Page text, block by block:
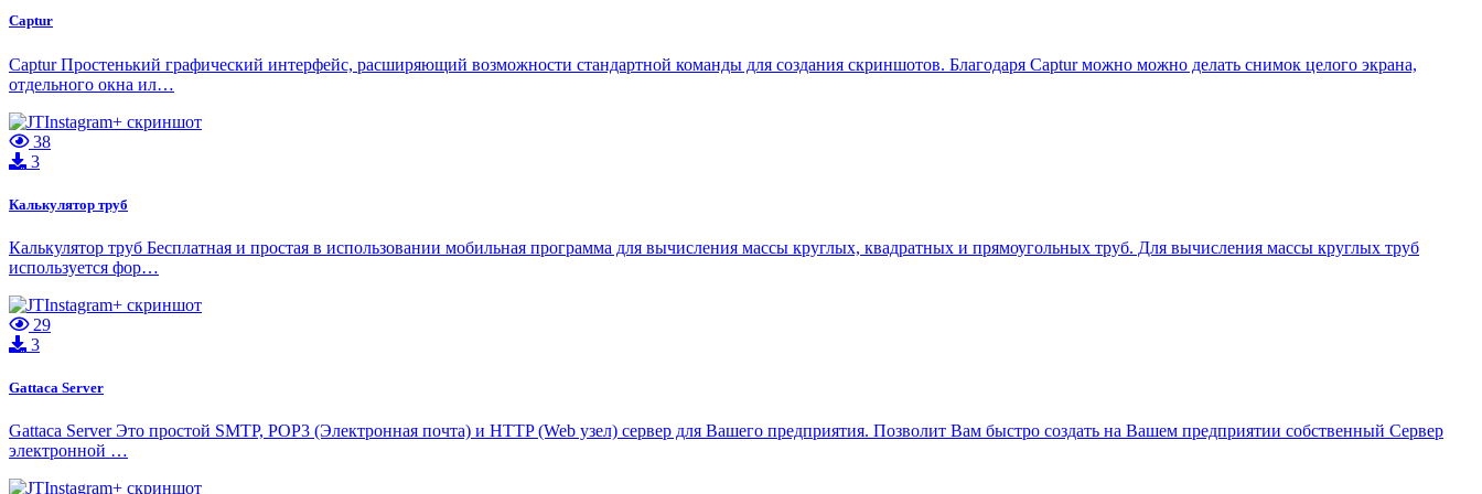
Captur
Captur Простенький графический интерфейс, расширяющий возможности стандартной команды для создания скриншотов. Благодаря Captur можно можно делать снимок целого экрана,
отдельного окна ил…
38
3
Калькулятор труб
Калькулятор труб Бесплатная и простая в использовании мобильная программа для вычисления массы круглых, квадратных и прямоугольных труб. Для вычисления массы круглых труб
используется фор…
29
3
Gattaca Server
Gattaca Server Это простой SMTP, POP3 (Электронная почта) и HTTP (Web узел) сервер для Вашего предприятия. Позволит Вам быстро создать на Вашем предприятии собственный Сервер
электронной …